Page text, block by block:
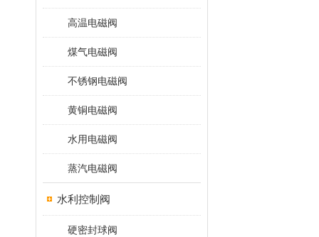
高温电磁阀
煤气电磁阀
不锈钢电磁阀
黄铜电磁阀
水用电磁阀
蒸汽电磁阀
水利控制阀
硬密封球阀